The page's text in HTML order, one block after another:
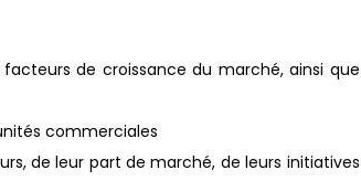
de croissance du marché, ainsi que
commerciales
de leur part de marché, de leurs initiatives